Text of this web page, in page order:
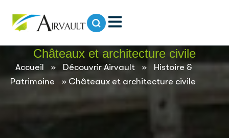
Châteaux et architecture civile
Accueil » Découvrir Airvault »
Histoire &
Patrimoine
» Châteaux et architecture civile